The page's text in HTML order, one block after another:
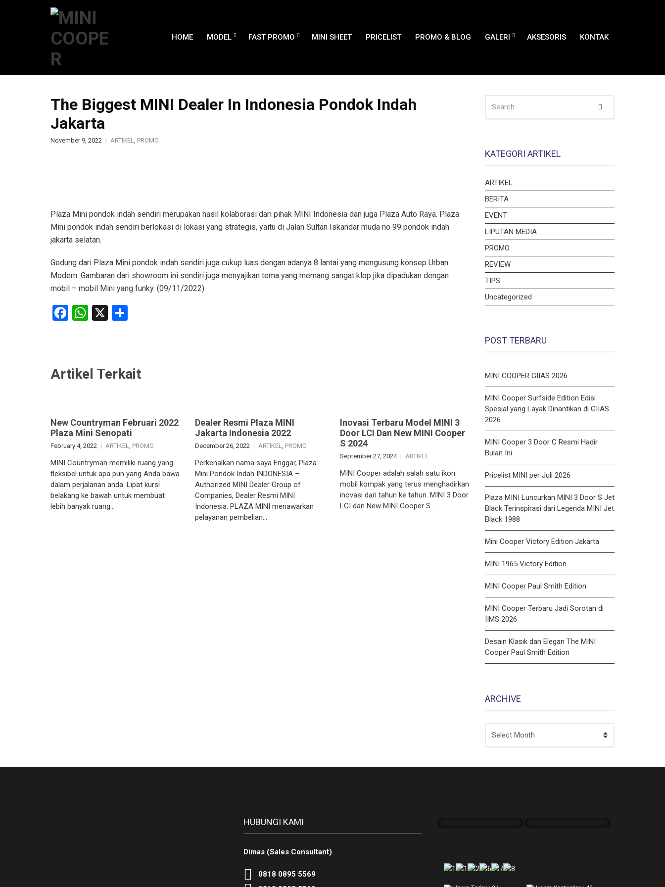
HOME MODEL FAST PROMO MINI SHEET PRICELIST PROMO & BLOG GALERI AKSESORIS KONTAK
The Biggest MINI Dealer In Indonesia Pondok Indah
Jakarta
November 9, 2022 ARTIKEL, PROMO
Plaza Mini pondok indah sendiri merupakan hasil kolaborasi dari pihak MINI Indonesia dan juga Plaza Auto Raya. Plaza
Mini pondok indah sendiri berlokasi di lokasi yang strategis, yaitu di Jalan Sultan Iskandar muda no 99 pondok indah
jakarta selatan.
Gedung dari Plaza Mini pondok indah sendiri juga cukup luas dengan adanya 8 lantai yang mengusung konsep Urban
Modern. Gambaran dari showroom ini sendiri juga menyajikan tema yang memang sangat klop jika dipadukan dengan
mobil – mobil Mini yang funky. (09/11/2022)
Facebook
WhatsApp
X
Artikel Terkait
New Countryman Februari 2022
Plaza Mini Senopati
February 4, 2022 ARTIKEL, PROMO
MINI Countryman memiliki ruang yang
fleksibel untuk apa pun yang Anda bawa
dalam perjalanan anda. Lipat kursi
belakang ke bawah untuk membuat
lebih banyak ruang…
Dealer Resmi Plaza MINI
Jakarta Indonesia 2022
December 26, 2022 ARTIKEL, PROMO
Perkenalkan nama saya Enggar, Plaza
Mini Pondok Indah INDONESIA –
Authorized MINI Dealer Group of
Companies, Dealer Resmi MINI
Indonesia. PLAZA MINI menawarkan
pelayanan pembelian…
Inovasi Terbaru Model MINI 3
Door LCI Dan New MINI Cooper
S 2024
September 27, 2024 ARTIKEL
MINI Cooper adalah salah satu ikon
mobil kompak yang terus menghadirkan
inovasi dari tahun ke tahun. MINI 3 Door
LCI dan New MINI Cooper S…
FOR:
KATEGORI ARTIKEL
ARTIKEL
BERITA
EVENT
LIPUTAN MEDIA
PROMO
REVIEW
TIPS
Uncategorized
POST TERBARU
MINI COOPER GIIAS 2026
MINI Cooper Surfside Edition Edisi
Spesial yang Layak Dinantikan di GIIAS
2026
MINI Cooper 3 Door C Resmi Hadir
Bulan Ini
Pricelist MINI per Juli 2026
Plaza MINI Luncurkan MINI 3 Door S Jet
Black Terinspirasi dari Legenda MINI Jet
Black 1988
Mini Cooper Victory Edition Jakarta
MINI 1965 Victory Edition
MINI Cooper Paul Smith Edition
MINI Cooper Terbaru Jadi Sorotan di
IIMS 2026
Desain Klasik dan Elegan The MINI
Cooper Paul Smith Edition
ARCHIVE
HUBUNGI KAMI
Dimas (Sales Consultant)
0818 0895 5569